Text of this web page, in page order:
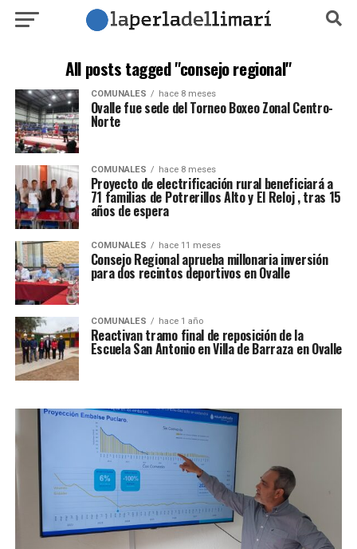
All posts tagged "consejo regional"
COMUNALES hace 8 meses
Ovalle fue sede del Torneo Boxeo Zonal Centro-
Norte
COMUNALES hace 8 meses
Proyecto de electrificación rural beneficiará a
71 familias de Potrerillos Alto y El Reloj , tras 15
años de espera
COMUNALES hace 11 meses
Consejo Regional aprueba millonaria inversión
para dos recintos deportivos en Ovalle
COMUNALES hace 1 año
Reactivan tramo final de reposición de la
Escuela San Antonio en Villa de Barraza en Ovalle